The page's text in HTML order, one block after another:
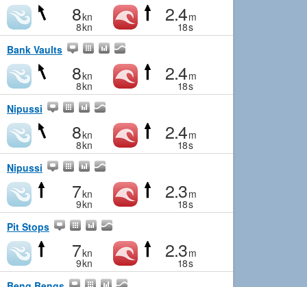
8kn
8kn
2.4m
18s
Bank Vaults
8kn
8kn
2.4m
18s
Nipussi
8kn
8kn
2.4m
18s
Nipussi
7kn
9kn
2.3m
18s
Pit Stops
7kn
9kn
2.3m
18s